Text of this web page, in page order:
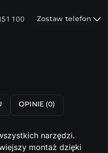
100 Zostaw telefon
OPINIE (0)
narzędzi.
montaż dzięki